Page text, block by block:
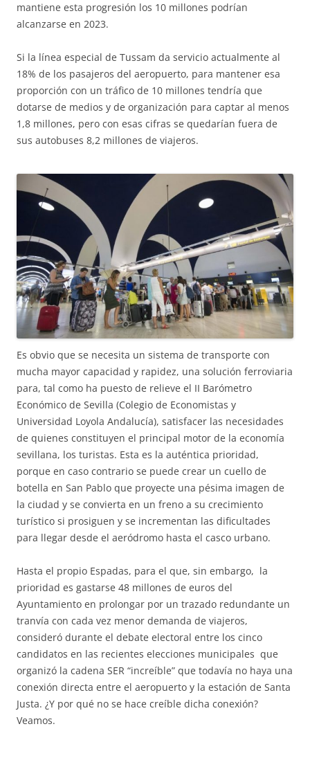
mantiene esta progresión los 10 millones podrían
alcanzarse en 2023.
Si la línea especial de Tussam da servicio actualmente al
18% de los pasajeros del aeropuerto, para mantener esa
proporción con un tráfico de 10 millones tendría que
dotarse de medios y de organización para captar al menos
1,8 millones, pero con esas cifras se quedarían fuera de
sus autobuses 8,2 millones de viajeros.
Es obvio que se necesita un sistema de transporte con
mucha mayor capacidad y rapidez, una solución ferroviaria
para, tal como ha puesto de relieve el II Barómetro
Económico de Sevilla (Colegio de Economistas y
Universidad Loyola Andalucía), satisfacer las necesidades
de quienes constituyen el principal motor de la economía
sevillana, los turistas. Esta es la auténtica prioridad,
porque en caso contrario se puede crear un cuello de
botella en San Pablo que proyecte una pésima imagen de
la ciudad y se convierta en un freno a su crecimiento
turístico si prosiguen y se incrementan las dificultades
para llegar desde el aeródromo hasta el casco urbano.
Hasta el propio Espadas, para el que, sin embargo, la
prioridad es gastarse 48 millones de euros del
Ayuntamiento en prolongar por un trazado redundante un
tranvía con cada vez menor demanda de viajeros,
consideró durante el debate electoral entre los cinco
candidatos en las recientes elecciones municipales que
organizó la cadena SER “increíble” que todavía no haya una
conexión directa entre el aeropuerto y la estación de Santa
Justa. ¿Y por qué no se hace creíble dicha conexión?
Veamos.